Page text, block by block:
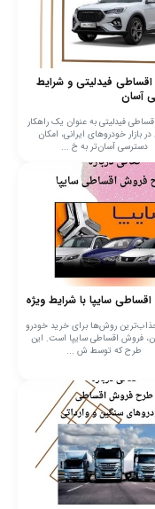
فیدلیتی و شرایط
آسان
فیدلیتی به عنوان یک راهکار
بازار خودروهای ایرانی، امکان
دسترسی آسان‌تر به خ ...
سایپا با شرایط ویژه
روش‌ها برای خرید خودرو
فروش اقساطی سایپا است. این
طرح که توسط ش ...